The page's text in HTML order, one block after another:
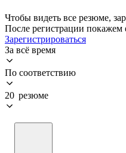
Чтобы видеть все резюме,
После регистрации
Зарегистрироваться
За всё время
По соответствию
20 резюме